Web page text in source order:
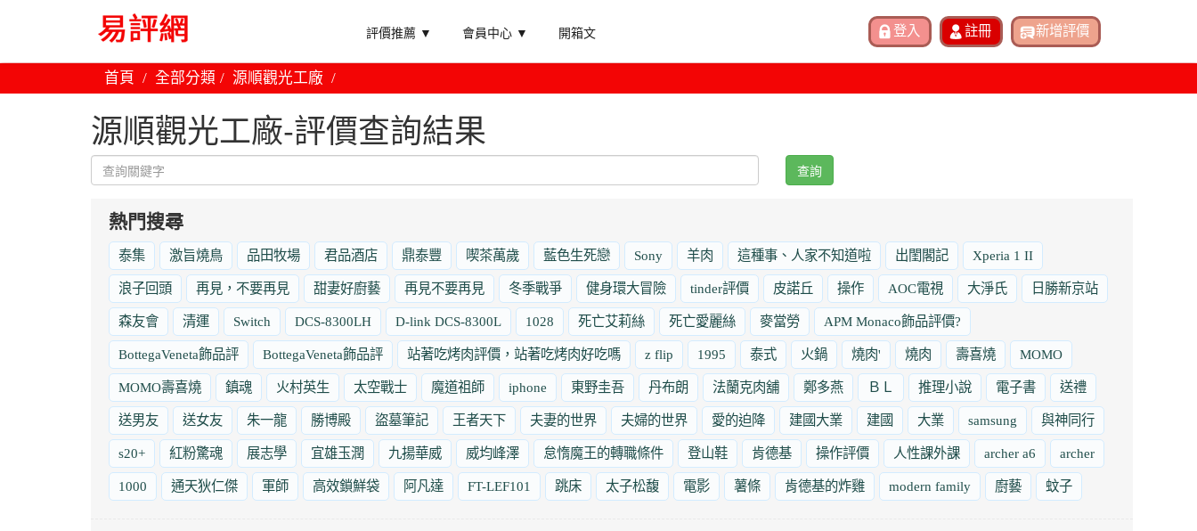
評價推薦 ▼ 會員中心 ▼ 開箱文
首頁 全部分類 源順觀光工廠
源順觀光工廠-評價查詢結果
查詢
熱門搜尋
泰集 激旨燒鳥 品田牧場 君品酒店 鼎泰豐 喫茶萬歲 藍色生死戀 Sony 羊肉 這種事、人家不知道啦 出閨閣記 Xperia 1 II
浪子回頭 再見，不要再見 甜妻好廚藝 再見不要再見 冬季戰爭 健身環大冒險 tinder評價 皮諾丘 操作 AOC電視 大淨氏 日勝新京站
森友會 清運 Switch DCS-8300LH D-link DCS-8300L 1028 死亡艾莉絲 死亡愛麗絲 麥當勞 APM Monaco飾品評價?
BottegaVeneta飾品評 BottegaVeneta飾品評 站著吃烤肉評價，站著吃烤肉好吃嗎 z flip 1995 泰式 火鍋 燒肉' 燒肉 壽喜燒 MOMO
MOMO壽喜燒 鎮魂 火村英生 太空戰士 魔道祖師 iphone 東野圭吾 丹布朗 法蘭克肉舖 鄭多燕 ＢＬ 推理小說 電子書 送禮
送男友 送女友 朱一龍 勝博殿 盜墓筆記 王者天下 夫妻的世界 夫婦的世界 愛的迫降 建國大業 建國 大業 samsung 與神同行
s20+ 紅粉驚魂 展志學 宜雄玉潤 九揚華威 威均峰澤 怠惰魔王的轉職條件 登山鞋 肯德基 操作評價 人性課外課 archer a6 archer
1000 通天狄仁傑 軍師 高效鎖鮮袋 阿凡達 FT-LEF101 跳床 太子松馥 電影 薯條 肯德基的炸雞 modern family 廚藝 蚊子